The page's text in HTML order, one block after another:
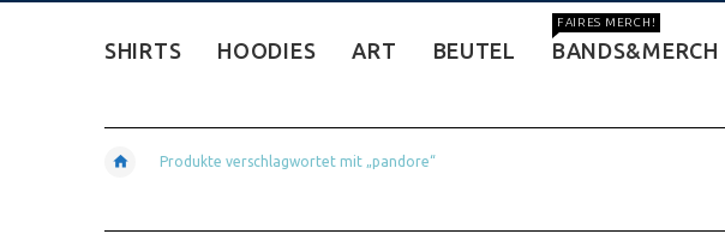
SHIRTS HOODIES ART BEUTEL BANDS&MERCH
FAIRES MERCH!
Produkte verschlagwortet mit „pandore“